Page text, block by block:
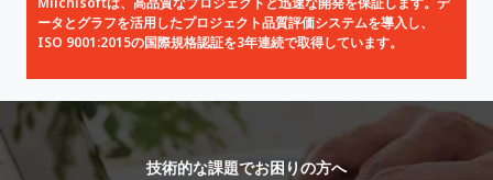
ータとグラフを活用したプロジェクト品質評価システムを導入し、
ISO 9001:2015の国際規格認証を3年連続で取得しています。
技術的な課題でお困りの方へ